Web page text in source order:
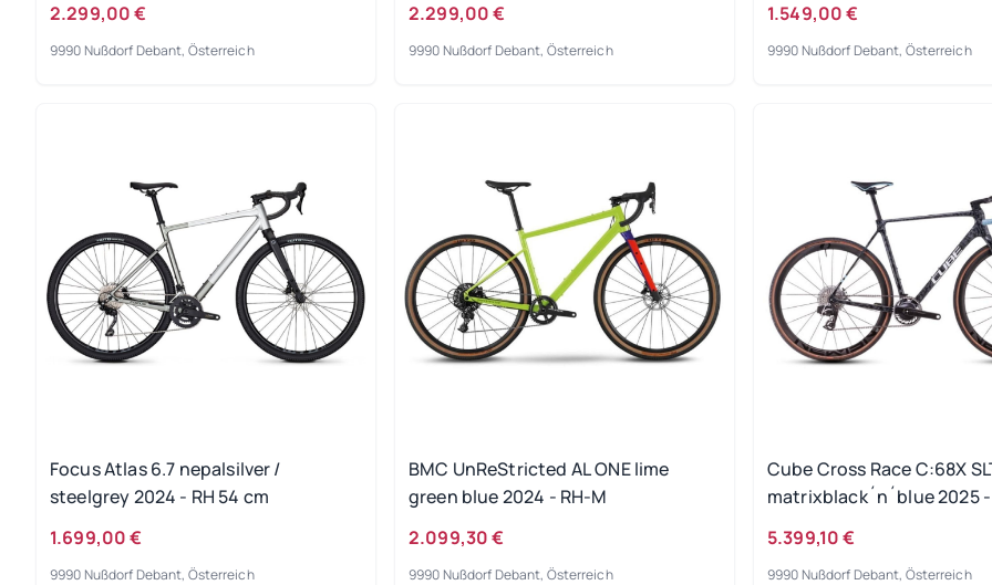
2.299,00 €
9990 Nußdorf Debant, Österreich
2.299,00 €
9990 Nußdorf Debant, Österreich
1.549,00 €
9990 Nußdorf Debant, Österreich
Focus Atlas 6.7 nepalsilver /
steelgrey 2024 - RH 54 cm
1.699,00 €
9990 Nußdorf Debant, Österreich
BMC UnReStricted AL ONE lime
green blue 2024 - RH-M
2.099,30 €
9990 Nußdorf Debant, Österreich
Cube Cross Race C:68X
matrixblack´n´blue 2025 -
5.399,10 €
9990 Nußdorf Debant, Österreich